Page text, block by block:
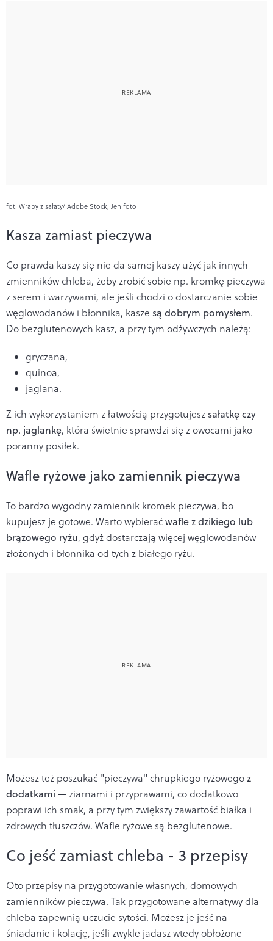
fot. Wrapy z sałaty/ Adobe Stock, Jenifoto
Kasza zamiast pieczywa
Co prawda kaszy się nie da samej kaszy użyć jak innych
zmienników chleba, żeby zrobić sobie np. kromkę pieczywa
z serem i warzywami, ale jeśli chodzi o dostarczanie sobie
węglowodanów i błonnika, kasze są dobrym pomysłem.
Do bezglutenowych kasz, a przy tym odżywczych należą:
gryczana,
quinoa,
jaglana.
Z ich wykorzystaniem z łatwością przygotujesz sałatkę czy
np. jaglankę, która świetnie sprawdzi się z owocami jako
poranny posiłek.
Wafle ryżowe jako zamiennik pieczywa
To bardzo wygodny zamiennik kromek pieczywa, bo
kupujesz je gotowe. Warto wybieraćwafle z dzikiego lub
brązowego ryżu, gdyż dostarczają więcej węglowodanów
złożonych i błonnika od tych z białego ryżu.
Możesz też poszukać "pieczywa" chrupkiego ryżowegoz
dodatkami — ziarnami i przyprawami, co dodatkowo
poprawi ich smak, a przy tym zwiększy zawartość białka i
zdrowych tłuszczów. Wafle ryżowe są bezglutenowe.
Co jeść zamiast chleba - 3 przepisy
Oto przepisy na przygotowanie własnych, domowych
zamienników pieczywa. Tak przygotowane alternatywy dla
chleba zapewnią uczucie sytości. Możesz je jeść na
śniadanie i kolację, jeśli zwykle jadasz wtedy obłożone